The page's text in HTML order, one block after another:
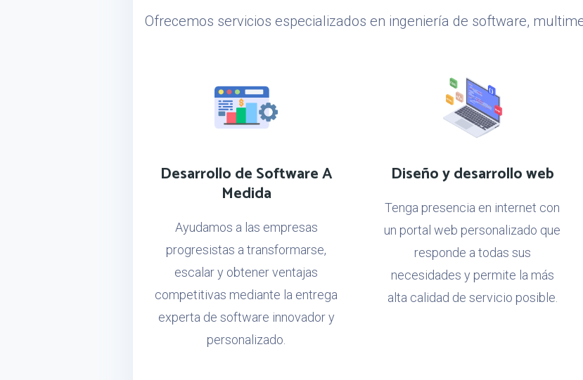
Ofrecemos servicios especializados en ingeniería de software,
Desarrollo de Software A
Medida
Ayudamos a las empresas
progresistas a transformarse,
escalar y obtener ventajas
competitivas mediante la entrega
experta de software innovador y
personalizado.
Diseño y desarrollo web
Tenga presencia en internet con
un portal web personalizado que
responde a todas sus
necesidades y permite la más
alta calidad de servicio posible.